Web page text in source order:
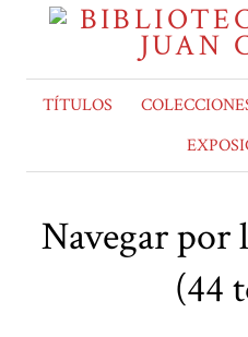
TÍTULOS
Navegar por
(44